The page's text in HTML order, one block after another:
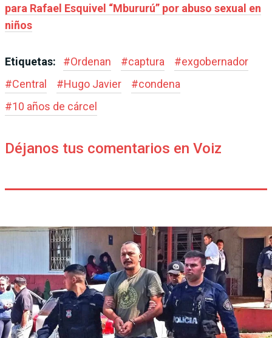
para Rafael Esquivel “Mbururú” por abuso sexual en
niños
Etiquetas: #Ordenan #captura #exgobernador
#Central #Hugo Javier #condena
#10 años de cárcel
Déjanos tus comentarios en Voiz